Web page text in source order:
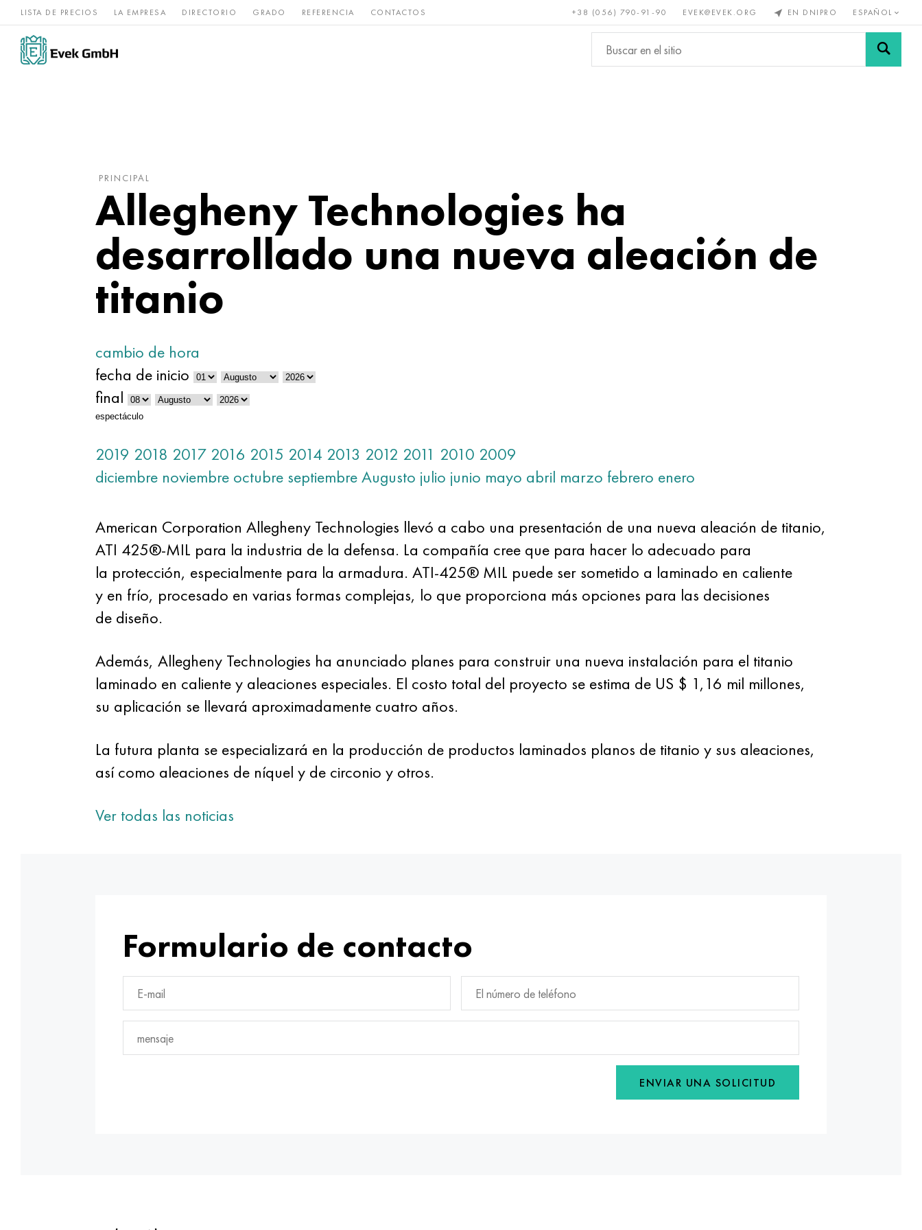
LISTA DE PRECIOS LA EMPRESA DIRECTORIO GRADO REFERENCIA CONTACTOS +38 (056) 790-91-90 EVEK@EVEK.ORG EN DNIPRO ESPAÑOL
Aleaciones de
níquel
acero Raro y Bronce, cobre, Metales no
ferrosos
Aleación de Mallas y
PRINCIPAL
Allegheny Technologies ha
desarrollado una nueva aleación de
titanio
cambio de hora
fecha de inicio
final
espectáculo
2019 2018 2017 2016 2015 2014 2013 2012 2011 2010 2009
diciembre noviembre octubre septiembreAugusto julio junio mayo abril marzo febrero enero
American Corporation Allegheny Technologies llevó a cabo una presentación de una nueva aleación de titanio,
ATI 425®-MIL para la industria de la defensa. La compañía cree que para hacer lo adecuado para
la protección, especialmente para la armadura. ATI-425® MIL puede ser sometido a laminado en caliente
y en frío, procesado en varias formas complejas, lo que proporciona más opciones para las decisiones
de diseño.
Además, Allegheny Technologies ha anunciado planes para construir una nueva instalación para el titanio
laminado en caliente y aleaciones especiales. El costo total del proyecto se estima de US $ 1,16 mil millones,
su aplicación se llevará aproximadamente cuatro años.
La futura planta se especializará en la producción de productos laminados planos de titanio y sus aleaciones,
así como aleaciones de níquel y de circonio y otros.
Ver todas las noticias
Formulario de contacto
ENVIAR UNA SOLICITUD